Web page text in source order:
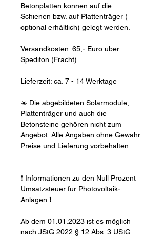
Betonplatten können auf die
Schienen bzw. auf Plattenträger (
optional erhältlich) gelegt werden.
Versandkosten: 65,- Euro über
Spediton (Fracht)
Lieferzeit: ca. 7 - 14 Werktage
☀️ Die abgebildeten Solarmodule,
Plattenträger und auch die
Betonsteine gehören nicht zum
Angebot. Alle Angaben ohne Gewähr.
Preise und Lieferung vorbehalten.
❗ Informationen zu den Null Prozent
Umsatzsteuer für Photovoltaik-
Anlagen ❗
Ab dem 01.01.2023 ist es möglich
nach JStG 2022 § 12 Abs. 3 UStG.